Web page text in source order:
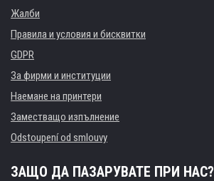
Жалби
Правила и условия и бисквитки
GDPR
За фирми и институции
Наемане на принтери
Заместващо изпълнение
Odstoupení od smlouvy
ЗАЩО ДА ПАЗАРУВАТЕ ПРИ НАС?